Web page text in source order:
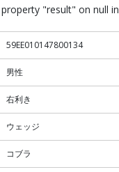
"result" on null in
59EE010147800134
男性
右利き
ウェッジ
コブラ